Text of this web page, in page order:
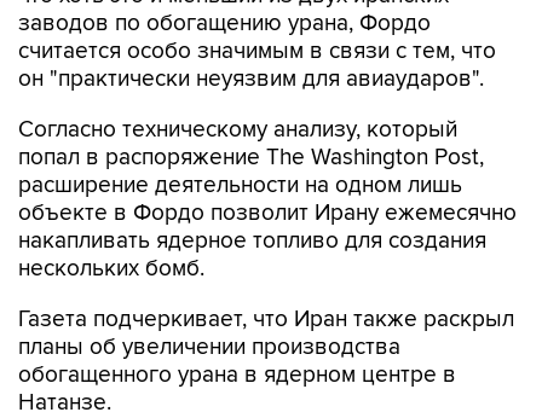
заводов по обогащению урана, Фордо
считается особо значимым в связи с тем, что
он "практически неуязвим для авиаударов".
Согласно техническому анализу, который
попал в распоряжение The Washington Post,
расширение деятельности на одном лишь
объекте в Фордо позволит Ирану ежемесячно
накапливать ядерное топливо для создания
нескольких бомб.
Газета подчеркивает, что Иран также раскрыл
планы об увеличении производства
обогащенного урана в ядерном центре в
Натанзе.